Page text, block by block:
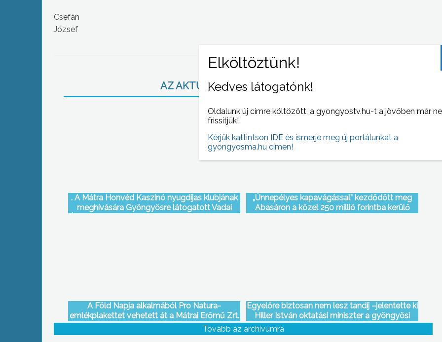
Csefán
József
AZ AKTUÁLIS NAPI HÍREI
. A Mátra Honvéd Kaszinó nyugdíjas klubjának
meghívására Gyöngyösre látogatott Vadai
„Ünnepélyes kapavágással” kezdődött meg
Abasáron a közel 250 millió forintba kerülő
A Föld Napja alkalmából Pro Natura-
emlékplakettet vehetett át a Mátrai Erőmű Zrt.
Bükkábrányi Bányaüzeme Dr. Fodor Gábor
környezetvédelmi és vízügyi minisztertől
Egyelőre biztosan nem lesz tandíj –jelentette ki
Hiller István oktatási miniszter a gyöngyösi
rektori értekezlet után
Tovább az archívumra
Kedves látogatónk!
Oldalunk új címre költözött, a gyongyostv.hu-t a jövőben már
frissítjük!
Kérjük kattintson IDE és ismerje meg új portálunkat a
gyongyosma.hu címen!